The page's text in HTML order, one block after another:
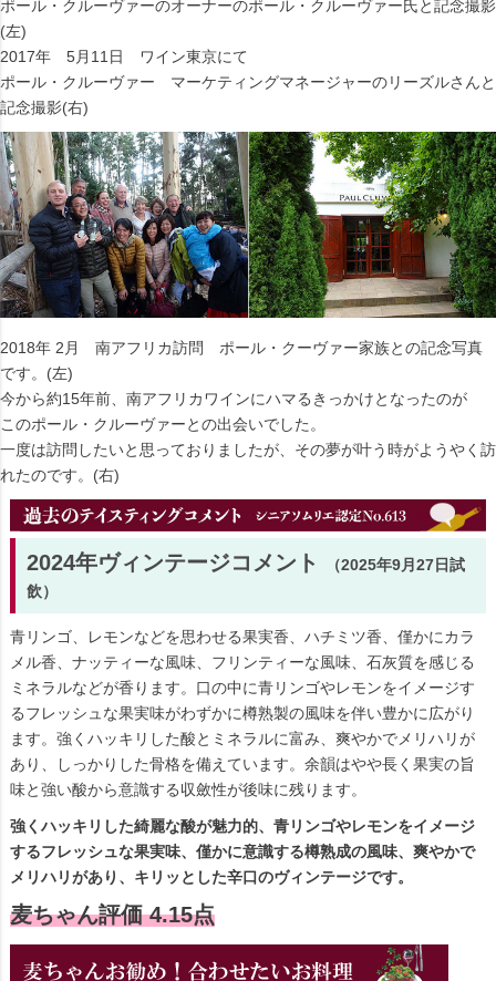
ポール・クルーヴァーのオーナーのポール・クルーヴァー氏と記念撮影
(左)
2017年 5月11日 ワイン東京にて
ポール・クルーヴァー マーケティングマネージャーのリーズルさんと
記念撮影(右)
2018年 2月 南アフリカ訪問 ポール・クーヴァー家族との記念写真
です。(左)
今から約15年前、南アフリカワインにハマるきっかけとなったのが
このポール・クルーヴァーとの出会いでした。
一度は訪問したいと思っておりましたが、その夢が叶う時がようやく訪
れたのです。(右)
2024年ヴィンテージコメント
（2025年9月27日試
飲）
青リンゴ、レモンなどを思わせる果実香、ハチミツ香、僅かにカラ
メル香、ナッティーな風味、フリンティーな風味、石灰質を感じる
ミネラルなどが香ります。口の中に青リンゴやレモンをイメージす
るフレッシュな果実味がわずかに樽熟製の風味を伴い豊かに広がり
ます。強くハッキリした酸とミネラルに富み、爽やかでメリハリが
あり、しっかりした骨格を備えています。余韻はやや長く果実の旨
味と強い酸から意識する収斂性が後味に残ります。
強くハッキリした綺麗な酸が魅力的、青リンゴやレモンをイメージ
するフレッシュな果実味、僅かに意識する樽熟成の風味、爽やかで
メリハリがあり、キリッとした辛口のヴィンテージです。
麦ちゃん評価 4.15点